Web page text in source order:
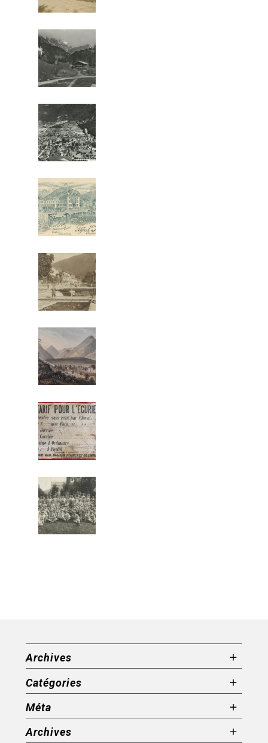
Archives
Catégories
Méta
Archives